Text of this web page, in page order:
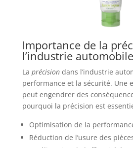
Importance de la
l’industrie automobile
La précisiondans l’industrie
performance et la sécurité. Une
peut engendrer des
pourquoi la précision est
Optimisation de la
Réduction de l’usure des